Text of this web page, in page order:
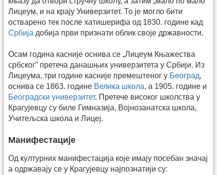
Лицеум, и на крају Универзитет. То је могло бити
остварено тек после хатишерифа од 1830. године кад
Србија добија први признати облик своје државности.
Осам година касније оснива се „Лицеум Књажества
србског” претеча данашњих универзитета у Србији. Из
Лицеума, три године касније премештеног у Београд,
оснива се 1863. године Велика школа, а 1905. године и
Београдски универзитет. Претече високог школства у
Крагујевцу су биле Гимназија, Војнозанатска школа,
Учитељска школа и Лицеј.
Манифестације
Од културних манифестација које имају посебан значај
а одржавају се у Крагујевцу најпознатији су: